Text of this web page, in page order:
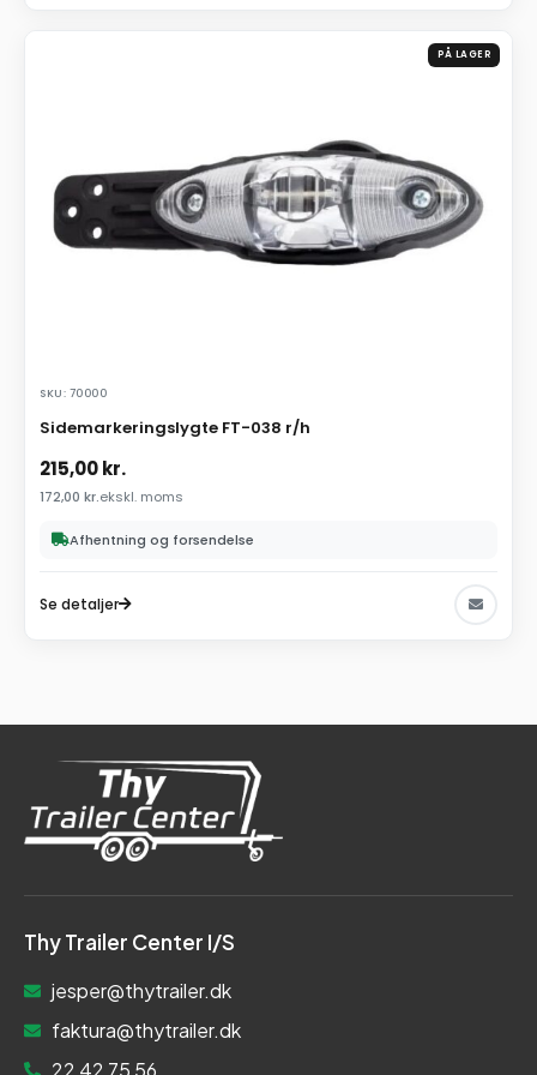
PÅ LAGER
SKU: 70000
Sidemarkeringslygte FT-038 r/h
215,00kr.
172,00 kr.ekskl. moms
Afhentning og forsendelse
Se detaljer
Thy Trailer Center I/S
jesper@thytrailer.dk
faktura@thytrailer.dk
22 42 75 56